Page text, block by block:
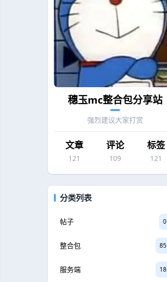
穗玉mc整合包分享站
强烈建议大家打赏
文章 评论 标签
121 109 121
分类列表
帖子 0
整合包 85
服务端 18